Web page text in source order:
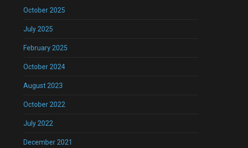
October 2025
July 2025
February 2025
October 2024
August 2023
October 2022
July 2022
December 2021